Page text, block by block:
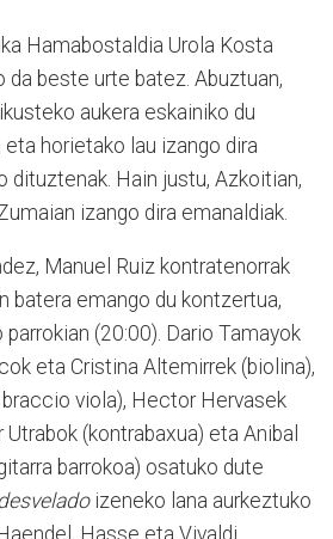
Hamabostaldia Urola Kosta
da beste urte batez. Abuztuan,
aukera eskainiko du
eta horietako lau izango dira
dituztenak. Hain justu, Azkoitian,
izango dira emanaldiak.
Manuel Ruiz kontratenorrak
batera emango du kontzertua,
(20:00). Dario Tamayok
eta Cristina Altemirrek (biolina),
viola), Hector Hervasek
(kontrabaxua) eta Anibal
barrokoa) osatuko dute
izeneko lana aurkeztuko